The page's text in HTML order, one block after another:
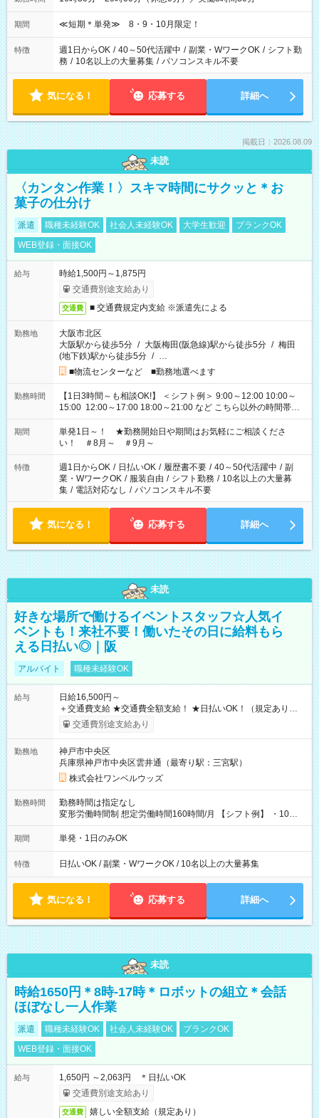
期間 ≪短期＊単発≫ 8・9・10月限定！
特徴 週1日からOK / 40～50代活躍中 / 副業・WワークOK / シフト勤
務 / 10名以上の大量募集 / パソコンスキル不要
気になる！ 応募する 詳細へ
掲載日：2026.08.09
未読
〈カンタン作業！〉スキマ時間にサクッと＊お
菓子の仕分け
派遣 職種未経験OK 社会人未経験OK 大学生歓迎
ブランクOK
WEB登録・面接OK
給与
時給1,500円～1,875円
交通費別途支給あり
交通費 ■ 交通費規定内支給 ※派遣先による
勤務地
大阪市北区
大阪駅から徒歩5分 / 大阪梅田(阪急線)駅から徒歩5分 / 梅田
(地下鉄)駅から徒歩5分 / …
■物流センターなど ■勤務地選べます
勤務時間
【1日3時間～も相談OK!】 ＜シフト例＞ 9:00～12:00 10:00～
15:00 12:00～17:00 18:00～21:00 など こちら以外の時間帯も
お気軽にご相談ください！
期間
単発1日～！ ★勤務開始日や期間はお気軽にご相談くださ
い！ ＃8月～ ＃9月～
特徴 週1日からOK / 日払いOK / 履歴書不要 / 40～50代活躍中 / 副
業・WワークOK / 服装自由 / シフト勤務 / 10名以上の大量募
集 / 電話対応なし / パソコンスキル不要
気になる！ 応募する 詳細へ
未読
好きな場所で働けるイベントスタッフ☆人気イ
ベントも！来社不要！働いたその日に給料もら
える日払い◎｜阪
アルバイト 職種未経験OK
給与
日給16,500円～
＋交通費支給 ★交通費全額支給！ ★日払いOK！（規定あり） ┗
働いたその日に現金GET♪ お仕事後はコンビニATMから 日払
交通費別途支給あり
勤務地
神戸市中央区
兵庫県神戸市中央区雲井通（最寄り駅：三宮駅）
株式会社ワンベルウッズ
勤務時間
勤務時間は指定なし
変形労働時間制 想定労働時間160時間/月 【シフト例】 ・10：
00～20：00
期間 単発・1日のみOK
特徴 日払いOK / 副業・WワークOK / 10名以上の大量募集
気になる！ 応募する 詳細へ
未読
時給1650円＊8時-17時＊ロボットの組立＊会話
ほぼなし一人作業
派遣 職種未経験OK 社会人未経験OK
ブランクOK
WEB登録・面接OK
給与
1,650円 ～2,063円 ＊日払いOK
交通費別途支給あり
交通費 嬉しい全額支給（規定あり）